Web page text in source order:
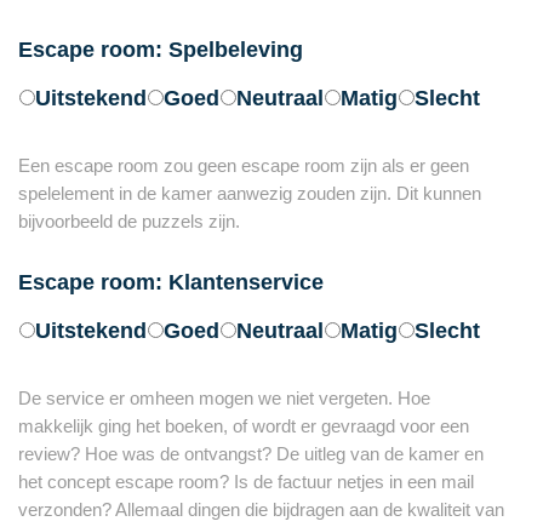
Escape room: Spelbeleving
Uitstekend
Goed Neutraal Matig Slecht
Een escape room zou geen escape room zijn als er geen
spelelement in de kamer aanwezig zouden zijn. Dit kunnen
bijvoorbeeld de puzzels zijn.
Escape room: Klantenservice
Uitstekend
Goed Neutraal Matig Slecht
De service er omheen mogen we niet vergeten. Hoe
makkelijk ging het boeken, of wordt er gevraagd voor een
review? Hoe was de ontvangst? De uitleg van de kamer en
het concept escape room? Is de factuur netjes in een mail
verzonden? Allemaal dingen die bijdragen aan de kwaliteit van